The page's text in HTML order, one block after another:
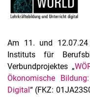
Aktuelles
Termine
Am 11. und
Instituts für
Verbundprojektes „
Ökonomische
Digital“ (FKZ: